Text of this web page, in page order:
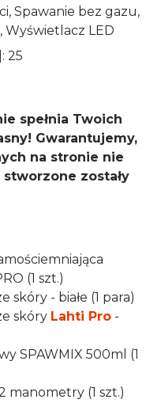
Spawanie bez gazu,
Wyświetlacz LED
25
spełnia Twoich
Gwarantujemy,
na stronie nie
zostały
(1 szt.)
skóry - białe (1 para)
skóry Lahti Pro -
SPAWMIX 500ml (1
manometry (1 szt.)